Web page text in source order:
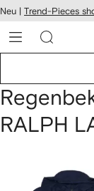
zum
Neu | Trend-Pieces
RALPH